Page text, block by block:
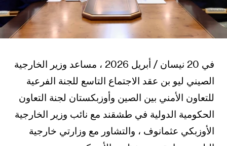
في 20 نيسان / أبريل 2026 ، مساعد وزير الخارجية
الصيني ليو بن عقد الاجتماع التاسع للجنة الفرعية
للتعاون الأمني بين الصين وأوزبكستان لجنة التعاون
الحكومية الدولية في طشقند مع نائب وزير الخارجية
الأوزبكي عثمانوف ، والتشاور مع وزارتي خارجية